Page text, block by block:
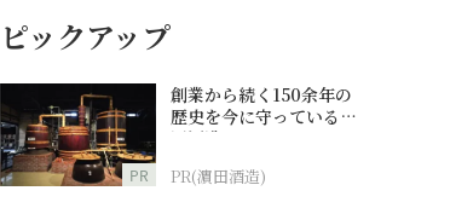
ピックアップ
PR
創業から続く150余年の
歴史を今に守っている濵
田酒造
PR(濵田酒造)